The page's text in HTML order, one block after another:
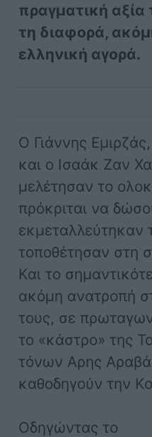
πραγματική
τη διαφορά,
ελληνική αγορά.
Ο Γιάννης
και ο Ισαάκ Ζαν
μελέτησαν το
πρόκριται να
εκμεταλλεύτηκαν
τοποθέτησαν στη
Και το
ακόμη ανατροπή
τους, σε
το «κάστρο» της
τόνων Αρης
καθοδηγούν την
Οδηγώντας το